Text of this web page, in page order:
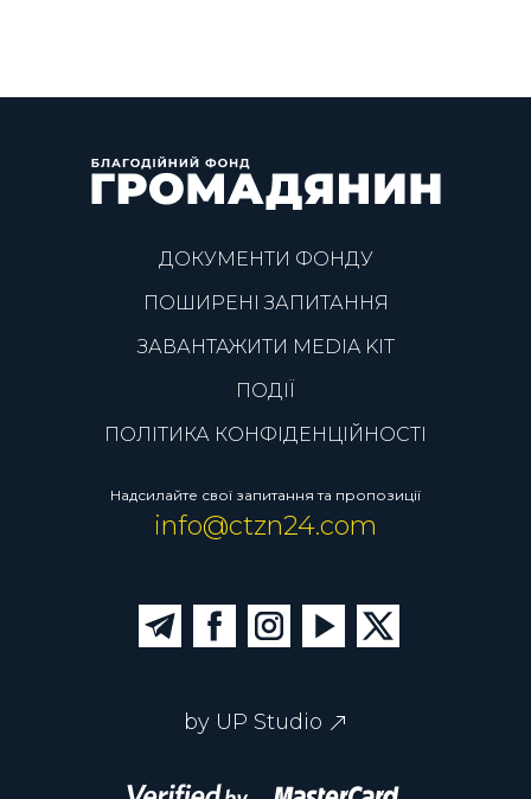
ДОКУМЕНТИ ФОНДУ
ПОШИРЕНІ ЗАПИТАННЯ
ЗАВАНТАЖИТИ MEDIA KIT
ПОДІЇ
ПОЛІТИКА КОНФІДЕНЦІЙНОСТІ
Надсилайте свої запитання та пропозиції
info@ctzn24.com
by UP Studio